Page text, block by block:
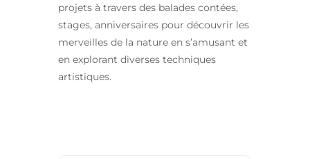
projets à travers des balades contées,
stages, anniversaires pour découvrir les
merveilles de la nature en s’amusant et
en explorant diverses techniques
artistiques.